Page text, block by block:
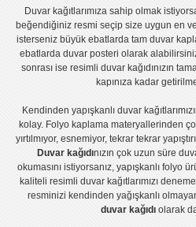
Duvar kağıtlarımıza sahip olmak
beğendiğiniz resmi seçip size uygun en
isterseniz büyük ebatlarda tam duvar
ebatlarda duvar posteri olarak
sonrası iseresimli duvar kağıdınızın
kapınıza kadar
Kendinden yapışkanlı duvar
kolay. Folyo kaplama materyallerinden
yırtılmıyor, esnemiyor, tekrar tekrar
Duvar kağıdınızın çok uzun süre
okumasını istiyorsanız, yapışkanlı folyo
kaliteli resimli duvar kağıtlarımızı
resminizi kendinden yağışkanlı
duvar kağıdıolarak